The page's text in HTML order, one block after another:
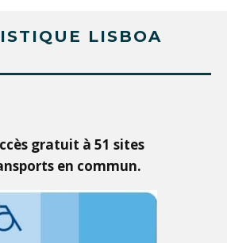
LISBOA
gratuit à 51 sites
en commun.